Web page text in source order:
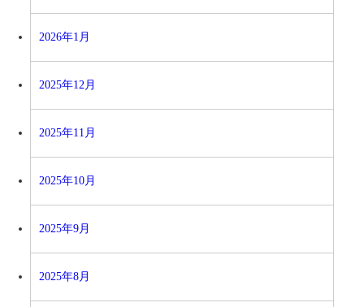
2026年1月
2025年12月
2025年11月
2025年10月
2025年9月
2025年8月